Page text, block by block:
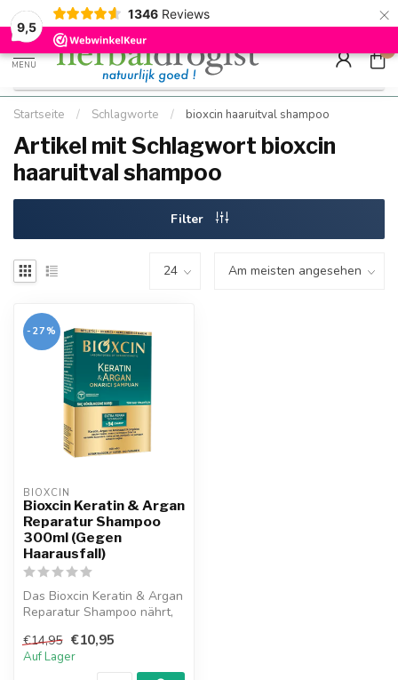
9,5
1346 Reviews ×
Kostenloser DE-Versand ab Mindestbestellwert |
Schnell geliefert
Minimum
Hızlı
MENU
0
Startseite / Schlagworte / bioxcin haaruitval shampoo
Artikel mit Schlagwort bioxcin
haaruitval shampoo
Filter
-27%
BIOXCIN
Bioxcin Keratin & Argan
Reparatur Shampoo
300ml (Gegen
Haarausfall)
Das Bioxcin Keratin & Argan
Reparatur Shampoo nährt,
€14,95 €10,95
Auf Lager